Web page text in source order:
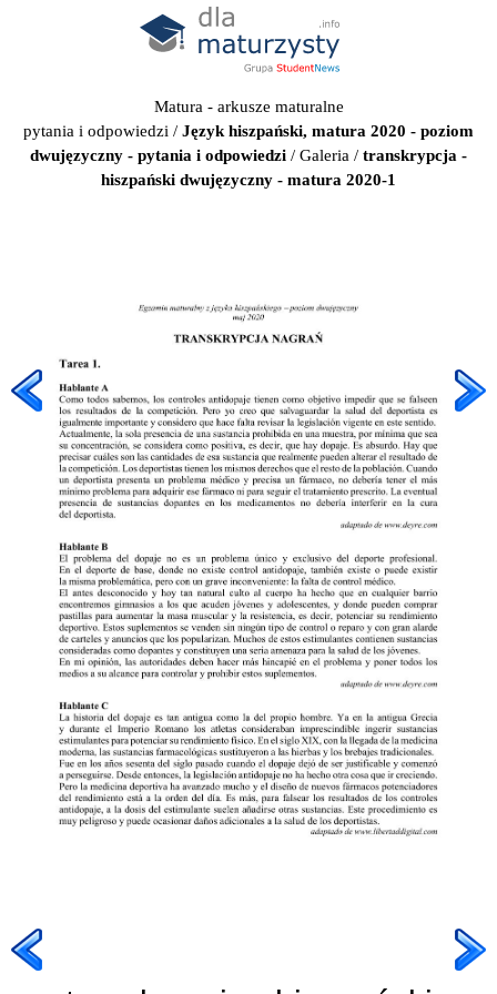
Matura - arkusze maturalne
pytania i odpowiedzi / Język hiszpański, matura 2020 - poziom
dwujęzyczny - pytania i odpowiedzi / Galeria / transkrypcja -
hiszpański dwujęzyczny - matura 2020-1